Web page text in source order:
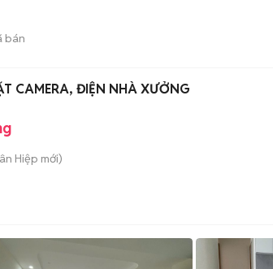
bán
CAMERA, ĐIỆN NHÀ XƯỞNG
Hiệp mới)